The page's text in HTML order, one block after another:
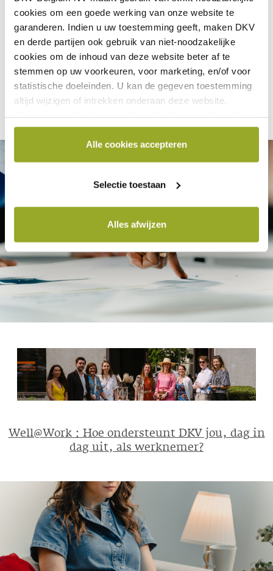
cookies om een goede werking van onze website te
garanderen. Indien u uw toestemming geeft, maken DKV
en derde partijen ook gebruik van niet-noodzakelijke
cookies om de inhoud van deze website beter af te
stemmen op uw voorkeuren, voor marketing, en/of voor
statistische doeleinden. U kan de gegeven toestemming
altijd wijzigen of intrekken onderaan deze website.
DKV of over hoe u cookies kan blokkeren en/of
verwijderen, raadpleeg dan onze Cookieverklaring
beschikbaar onderaan elke websitepagina.
Alle cookies accepteren
Selectie toestaan
Alles afwijzen
Haal het beste uit jezelf
"Together we care”. Ontdek hier hoe DKV beetje bij beetje van
deze wereld een betere plek probeert te maken.
Meer lezen
Well@Work : Hoe ondersteunt DKV jou, dag in
dag uit, als werknemer?